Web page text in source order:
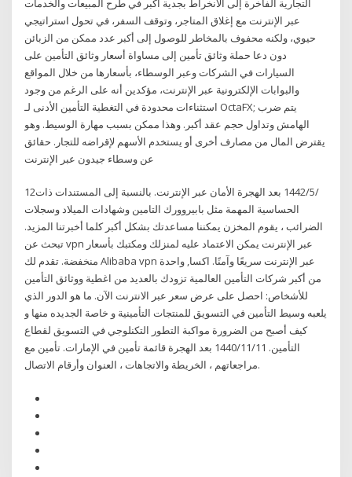
التجارية الفاخرة إلى الانخراط بجدية أكبر في طرح المبيعات والخدمات
عبر الإنترنت مع إغلاق المتاجر، وتوقف السفر، في تحول استراتيجي
حيوي، ولكنه محفوف بالمخاطر للوصول إلى أكبر عدد ممكن من الزبائن
دون دعا حملة وثائق تأمين إلى مساواة أسعار وثائق التأمين على
السيارات في الشركات وعبر الوسطاء، بأسعارها من خلال المواقع
والبوابات الإلكترونية عبر الإنترنت، مؤكدين أنه على الرغم من وجود
استثناءات محدودة في التغطية التأمين الأدنى لـ OctaFX; يتم ضرب
الهامش وتداول حجم عقد أكبر. وهذا ممكن بسبب مهارة الوسيط. وهو
يقترض المال من مصارف أخرى أو يستخدم الأسهم لإقراضه للتجار. حقائق
عن وسطاء جيدون عبر الإنترنت
12‏‏/5‏‏/1442 بعد الهجرة الأمان عبر الإنترنت. بالنسبة إلى المستندات ذات
الحساسية المهمة مثل بابيروورك التامين وشهادات الميلاد وسجلات
الضرائب ، يقوم المخزن يمكننا مساعدتك بشكل أكبر كلما أخبرتنا المزيد.
تبحث عن vpn عبر الإنترنت يمكن الاعتماد عليه لمنزلك ومكتبك بأسعار
منخفضة. تقدم لك Alibaba vpn عبر الإنترنت سريعًا وآمنًا. اكسا, واحدة
من أكبر شركات التأمين العالمية تزودك بالعديد من اغطية ووثائق التأمين
للأشخاص: احصل على عرض سعر عبر الانترنت الآن. ما هو الدور الذي
يلعبه وسيط التأمين في التسويق للمنتجات التأمينية و خاصة الجديده منها و
كيف أصبح من الضرورة مواكبة التطور التكنلوجي في التسويق لقطاع
التأمين. 11‏‏/11‏‏/1440 بعد الهجرة قائمة تأمين في الإمارات. تأمين مع
مراجعاتهم ، الخريطة والاتجاهات ، العنوان وأرقام الاتصال.